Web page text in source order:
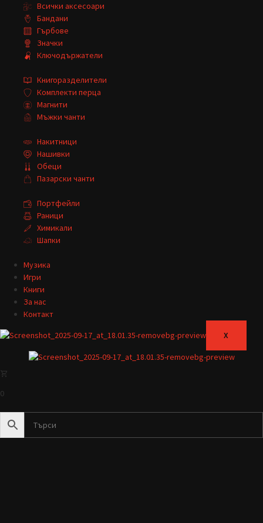
Всички аксесоари
Бандани
Гърбове
Значки
Ключодържатели
Книгоразделители
Комплекти перца
Магнити
Мъжки чанти
Накитници
Нашивки
Обеци
Пазарски чанти
Портфейли
Раници
Химикали
Шапки
Музика
Игри
Книги
За нас
Контакт
X
0